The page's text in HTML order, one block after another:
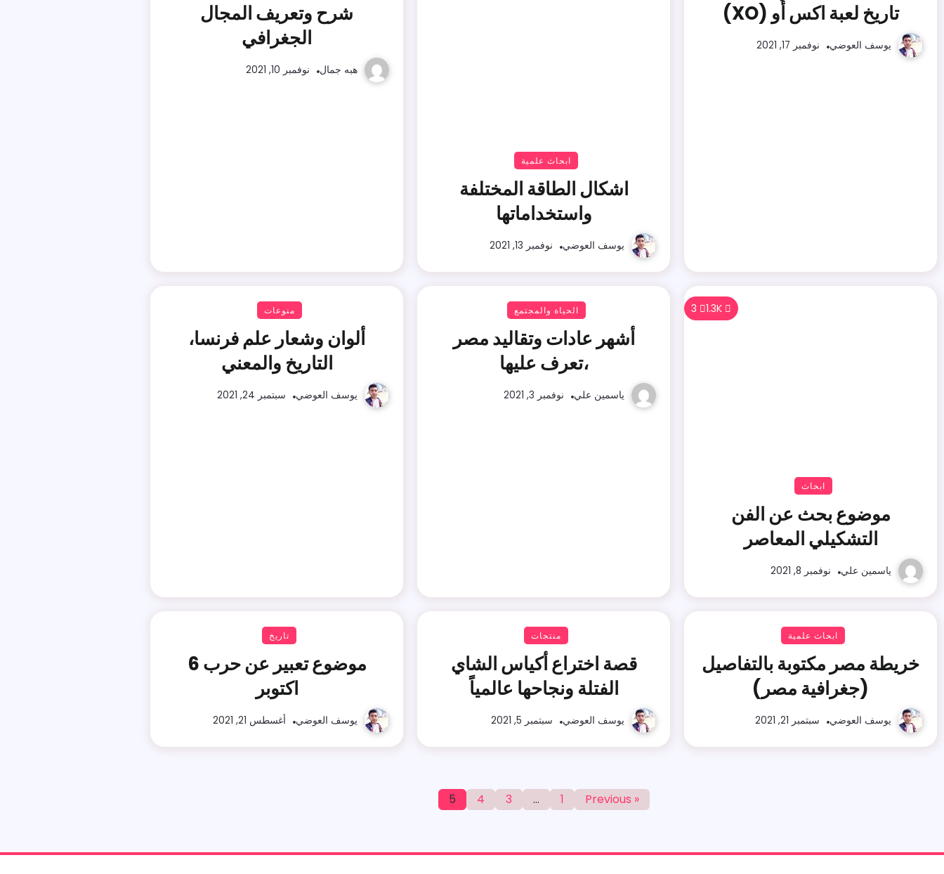
تاريخ لعبة اكس أُو (XO)
يوسف العوضي نوفمبر 17, 2021
ابحاث علمية
اشكال الطاقة المختلفة
واستخداماتها
يوسف العوضي نوفمبر 13, 2021
شرح وتعريف المجال
الجغرافي
هبه جمال نوفمبر 10, 2021
1.3K
3
ابحاث
موضوع بحث عن الفن
التشكيلي المعاصر
ياسمين علي نوفمبر 8, 2021
الحياة والمجتمع
أشهر عادات وتقاليد مصر
،تعرف عليها
ياسمين علي نوفمبر 3, 2021
منوعات
ألوان وشعار علم فرنسا،
التاريخ والمعني
يوسف العوضي سبتمبر 24, 2021
ابحاث علمية
خريطة مصر مكتوبة بالتفاصيل
(جغرافية مصر)
يوسف العوضي سبتمبر 21, 2021
منتجات
قصة اختراع أكياس الشاي
الفتلة ونجاحها عالمياً
يوسف العوضي سبتمبر 5, 2021
تاريخ
موضوع تعبير عن حرب 6
اكتوبر
يوسف العوضي أغسطس 21, 2021
« Previous
1
…
3
4
5